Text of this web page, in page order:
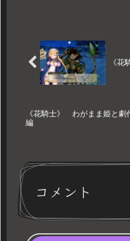
《
《花騎士》 わがまま姫と
編
コメント